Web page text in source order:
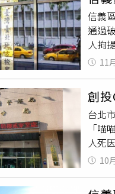
非弱
排除
等多
動販
的鍾
3人涉
餘
交保
身心
要求
信義
通過
人拘
投公
盒
上，
外還
11
創
台北
「
人死
在永
10